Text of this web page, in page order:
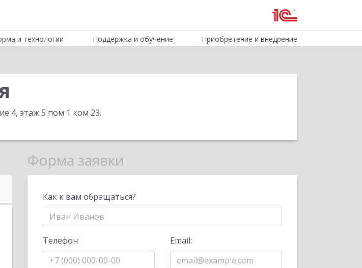
и технологии Поддержка и обучение Приобретение и внедрение
4, этаж 5 пом 1 ком 23.
Форма заявки
Как к вам обращаться?
Телефон Email: